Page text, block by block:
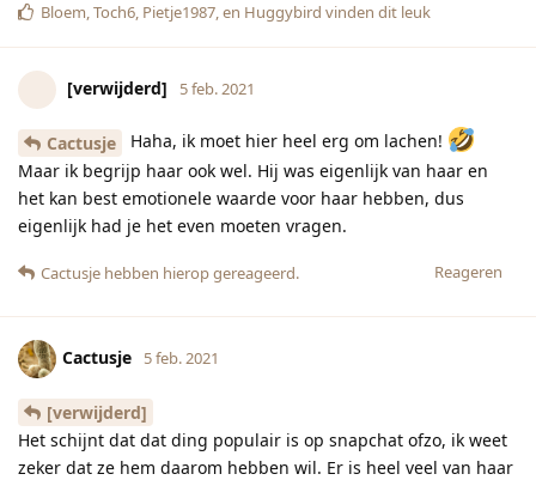
Bloem,Toch6, Pietje1987, en Huggybird vinden dit leuk
[verwijderd] 5 feb. 2021
Cactusje
Haha, ik moet hier heel erg om lachen!
Maar ik begrijp haar ook wel. Hij was eigenlijk van haar en
het kan best emotionele waarde voor haar hebben, dus
eigenlijk had je het even moeten vragen.
Reageren
Cactusje hebben hierop gereageerd.
Cactusje 5 feb. 2021
[verwijderd]
Het schijnt dat dat ding populair is op snapchat ofzo, ik weet
zeker dat ze hem daarom hebben wil. Er is heel veel van haar